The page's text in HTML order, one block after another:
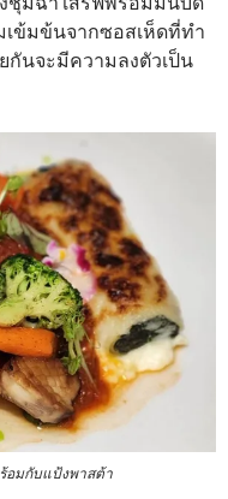
เข้มข้นจากซอสเห็ดที่ทำ
กันจะมีความลงตัวเป็น
อมกับแป้งพาสต้า